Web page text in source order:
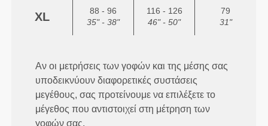
XL
88 - 96
35" - 38"
116 - 126
46" - 50"
79
31"
Αν οι μετρήσεις των γοφών και της μέσης σας
υποδεικνύουν διαφορετικές συστάσεις
μεγέθους, σας προτείνουμε να επιλέξετε το
μέγεθος που αντιστοιχεί στη μέτρηση των
γοφών σας.